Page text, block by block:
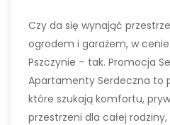
Czy da się wynająć
ogrodem i garażem, w
Pszczynie – tak. Promocja
Apartamenty Serdeczna to
które szukają komfortu,
przestrzeni dla całej